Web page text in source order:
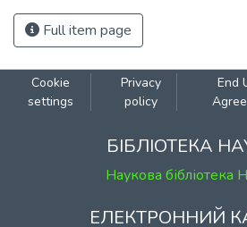
Full item page
Cookie
settings
Privacy
policy
End
БІБЛІОТЕКА
Наукова
ЕЛЕКТРОННИЙ